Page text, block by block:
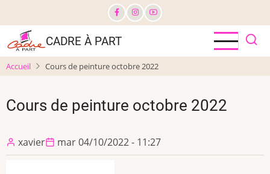
au
contenu
principal
CADRE À PART
Accueil Cours de peinture octobre 2022
Cours de peinture octobre 2022
xavier mar 04/10/2022 - 11:27